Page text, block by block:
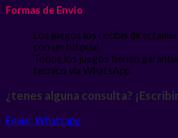
Formas de Envio
Los juegos los recibís
con un tutorial.
Todos los juegos tienen
tecnico via WhatsApp.
¿tenes alguna consulta?
Enviar Whatsapp